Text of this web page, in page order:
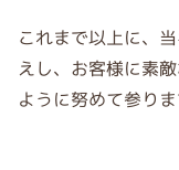
これまで以上に、
えし、お客様に素
ように努めて参りま